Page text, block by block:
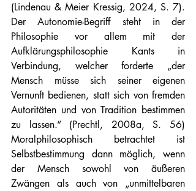
(Lindenau & Meier Kressig, 2024, S. 7).
Der Autonomie-Begriff steht in der
Philosophie vor allem mit der
Aufklärungsphilosophie Kants in
Verbindung, welcher forderte „der
Mensch müsse sich seiner eigenen
Vernunft bedienen, statt sich von fremden
Autoritäten und von Tradition bestimmen
zu lassen.“ (Prechtl, 2008a, S. 56)
Moralphilosophisch betrachtet ist
Selbstbestimmung dann möglich, wenn
der Mensch sowohl von äußeren
Zwängen als auch von „unmittelbaren